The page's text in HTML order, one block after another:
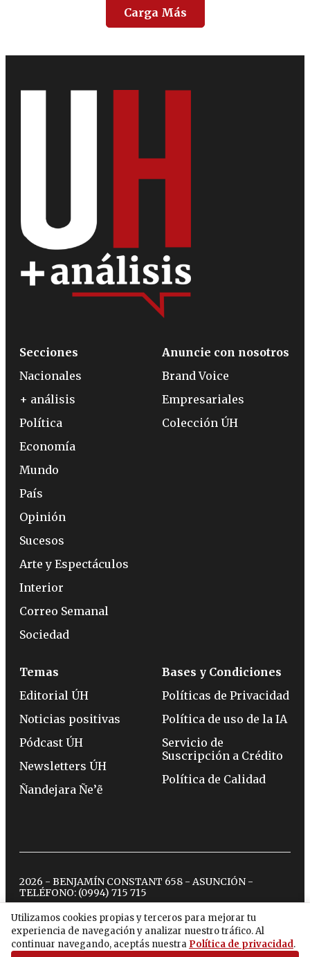
Carga Más
Utilizamos cookies propias y terceros para mejorar tu
experiencia de navegación y analizar nuestro tráfico. Al
continuar navegando, aceptás nuestra Política de privacidad.
Secciones
Nacionales
+ análisis
Política
Economía
Mundo
País
Opinión
Sucesos
Arte y Espectáculos
Interior
Correo Semanal
Sociedad
Anuncie con nosotros
Brand Voice
Empresariales
Colección ÚH
Temas
Editorial ÚH
Noticias positivas
Pódcast ÚH
Newsletters ÚH
Ñandejara Ñe’ẽ
Bases y Condiciones
Políticas de Privacidad
Política de uso de la IA
Servicio de
Suscripción a Crédito
Política de Calidad
2026 - BENJAMÍN CONSTANT 658 - ASUNCIÓN -
TELÉFONO: (0994) 715 715
twitterinstagram
facebook
tiktokyoutubespotify